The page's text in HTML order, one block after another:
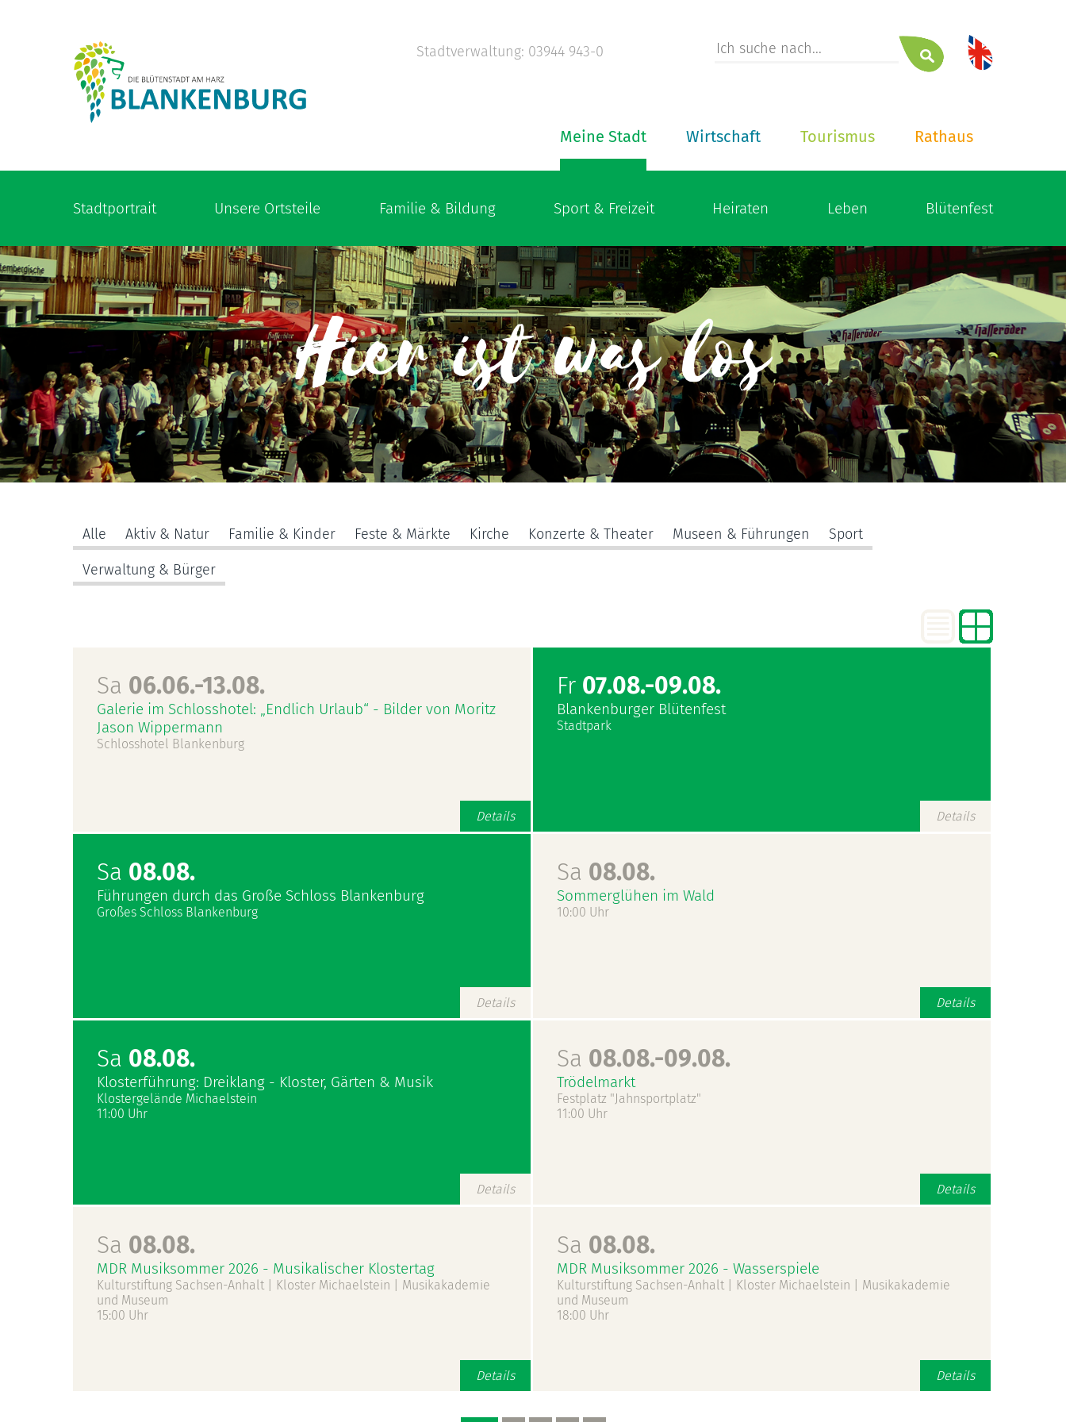
Stadtverwaltung: 03944 943-0
Rathaus
Tourismus
Wirtschaft
Meine Stadt
Stadtportrait Unsere Ortsteile Familie & Bildung Sport & Freizeit Heiraten Leben Blütenfest
Hier ist was los
Alle Aktiv & Natur Familie & Kinder Feste & Märkte Kirche Konzerte & Theater Museen & Führungen Sport
Verwaltung & Bürger
Sa 06.06.-13.08.
Galerie im Schlosshotel: „Endlich Urlaub“ - Bilder von Moritz
Jason Wippermann
Schlosshotel Blankenburg
Details
Fr 07.08.-09.08.
Blankenburger Blütenfest
Stadtpark
Details
Sa 08.08.
Führungen durch das Große Schloss Blankenburg
Großes Schloss Blankenburg
Details
Sa 08.08.
Sommerglühen im Wald
10:00 Uhr
Details
Sa 08.08.
Klosterführung: Dreiklang - Kloster, Gärten & Musik
Klostergelände Michaelstein
11:00 Uhr
Details
Sa 08.08.-09.08.
Trödelmarkt
Festplatz "Jahnsportplatz"
11:00 Uhr
Details
Sa 08.08.
MDR Musiksommer 2026 - Musikalischer Klostertag
Kulturstiftung Sachsen-Anhalt | Kloster Michaelstein | Musikakademie
und Museum
15:00 Uhr
Details
Sa 08.08.
MDR Musiksommer 2026 - Wasserspiele
Kulturstiftung Sachsen-Anhalt | Kloster Michaelstein | Musikakademie
und Museum
18:00 Uhr
Details